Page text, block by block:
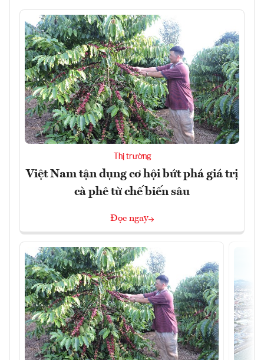
Thị trường
Việt Nam tận dụng cơ hội bứt phá giá trị
cà phê từ chế biến sâu
Đọc ngay